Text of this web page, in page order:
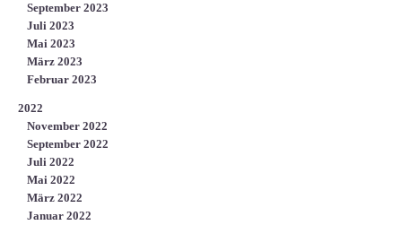
September 2023
Juli 2023
Mai 2023
März 2023
Februar 2023
2022
November 2022
September 2022
Juli 2022
Mai 2022
März 2022
Januar 2022